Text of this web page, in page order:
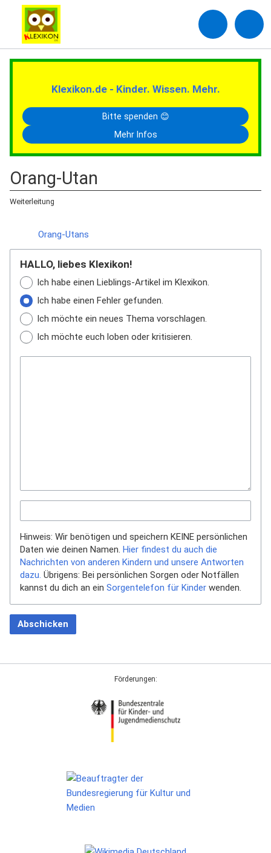
Klexikon.de - Kinder. Wissen. Mehr.
Bitte spenden 😊
Mehr Infos
Orang-Utan
Weiterleitung
Orang-Utans
HALLO, liebes Klexikon!
Ich habe einen Lieblings-Artikel im Klexikon.
Ich habe einen Fehler gefunden.
Ich möchte ein neues Thema vorschlagen.
Ich möchte euch loben oder kritisieren.
Hinweis: Wir benötigen und speichern KEINE persönlichen
Daten wie deinen Namen. Hier findest du auch die
Nachrichten von anderen Kindern und unsere Antworten
dazu. Übrigens: Bei persönlichen Sorgen oder Notfällen
kannst du dich an ein Sorgentelefon für Kinder wenden.
Abschicken
Förderungen: